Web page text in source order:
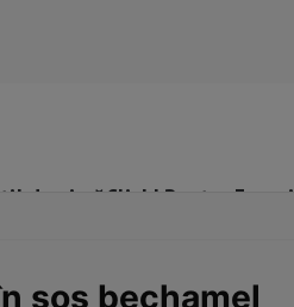
de viațăClick! Pentru Femei
sos bechamel